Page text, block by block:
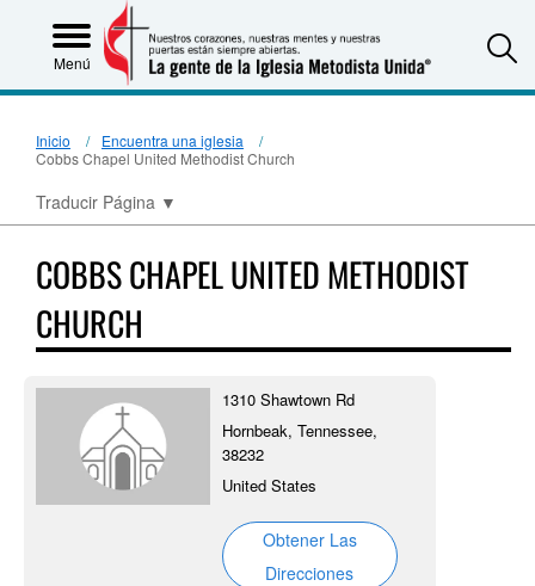
Menú
Inicio
Encuentra una iglesia
Cobbs Chapel United Methodist Church
Traducir Página ▼
COBBS CHAPEL UNITED METHODIST
CHURCH
1310 Shawtown Rd
Hornbeak, Tennessee,
38232
United States
Obtener Las
Direcciones